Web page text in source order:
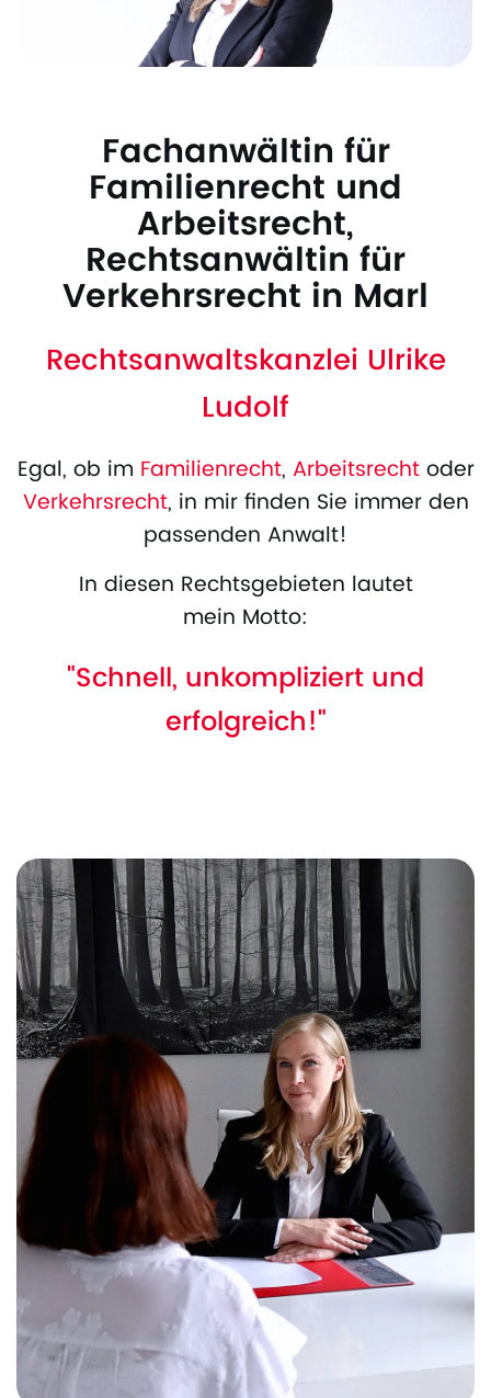
Fachanwältin für
Familienrecht und
Arbeitsrecht,
Rechtsanwältin für
Verkehrsrecht in Marl
Rechtsanwaltskanzlei Ulrike
Ludolf
Egal, ob im Familienrecht, Arbeitsrechtoder
Verkehrsrecht, in mir finden Sie immer den
passenden Anwalt!
In diesen Rechtsgebieten lautet
mein Motto:
"Schnell, unkompliziert und
erfolgreich!"